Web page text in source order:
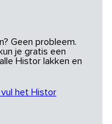
Geen probleem.
je gratis een
Histor lakken en
het Histor